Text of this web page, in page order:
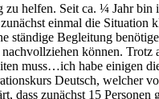
helfen. Seit ca. ¼ Jahr
einmal die
Begleitung
können.
muss…ich habe einigen
Deutsch, welcher
zunächst 15